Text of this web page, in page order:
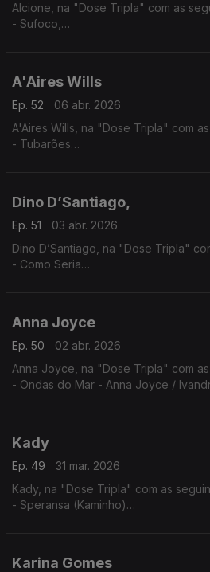
Alcione, na "Dose Tripla" com as
- Sufoco,
A'Aires Wills
Ep. 52
06 abr. 2026
A'Aires Wills, na "Dose Tripla" com
- Tubarões
Dino D’Santiago,
Ep. 51
03 abr. 2026
Dino D’Santiago, na "Dose Tripla"
- Como Seria
Anna Joyce
Ep. 50
02 abr. 2026
Anna Joyce, na "Dose Tripla" com
- Ondas do Mar - Anna Joyce /
Kady
Ep. 49
31 mar. 2026
Kady, na "Dose Tripla" com as
- Speransa (Kaminho)
Karina Gomes